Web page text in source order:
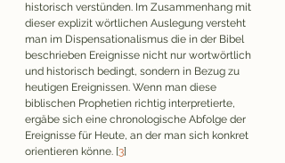
historisch verstünden. Im Zusammenhang mit
dieser explizit wörtlichen Auslegung versteht
man im Dispensationalismus die in der Bibel
beschrieben Ereignisse nicht nur wortwörtlich
und historisch bedingt, sondern in Bezug zu
heutigen Ereignissen. Wenn man diese
biblischen Prophetien richtig interpretierte,
ergäbe sich eine chronologische Abfolge der
Ereignisse für Heute, an der man sich konkret
orientieren könne. [3]